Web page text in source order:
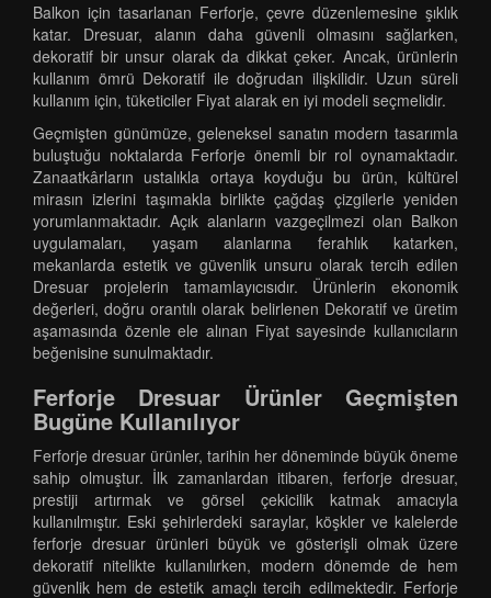
Balkon için tasarlanan Ferforje, çevre düzenlemesine şıklık
katar. Dresuar, alanın daha güvenli olmasını sağlarken,
dekoratif bir unsur olarak da dikkat çeker. Ancak, ürünlerin
kullanım ömrü Dekoratif ile doğrudan ilişkilidir. Uzun süreli
kullanım için, tüketiciler Fiyat alarak en iyi modeli seçmelidir.
Geçmişten günümüze, geleneksel sanatın modern tasarımla
buluştuğu noktalarda Ferforje önemli bir rol oynamaktadır.
Zanaatkârların ustalıkla ortaya koyduğu bu ürün, kültürel
mirasın izlerini taşımakla birlikte çağdaş çizgilerle yeniden
yorumlanmaktadır. Açık alanların vazgeçilmezi olan Balkon
uygulamaları, yaşam alanlarına ferahlık katarken,
mekanlarda estetik ve güvenlik unsuru olarak tercih edilen
Dresuar projelerin tamamlayıcısıdır. Ürünlerin ekonomik
değerleri, doğru orantılı olarak belirlenen Dekoratif ve üretim
aşamasında özenle ele alınan Fiyat sayesinde kullanıcıların
beğenisine sunulmaktadır.
Ferforje Dresuar Ürünler Geçmişten
Bugüne Kullanılıyor
Ferforje dresuar ürünler, tarihin her döneminde büyük öneme
sahip olmuştur. İlk zamanlardan itibaren, ferforje dresuar,
prestiji artırmak ve görsel çekicilik katmak amacıyla
kullanılmıştır. Eski şehirlerdeki saraylar, köşkler ve kalelerde
ferforje dresuar ürünleri büyük ve gösterişli olmak üzere
dekoratif nitelikte kullanılırken, modern dönemde de hem
güvenlik hem de estetik amaçlı tercih edilmektedir. Ferforje